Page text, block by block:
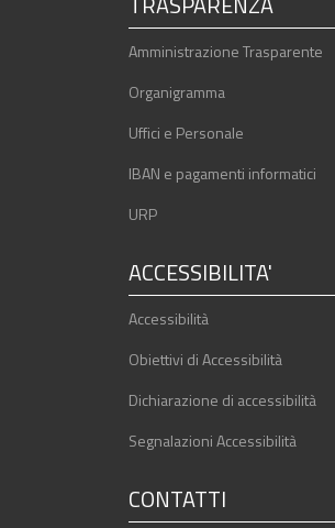
Amministrazione Trasparente
Organigramma
Uffici e Personale
IBAN e pagamenti informatici
URP
ACCESSIBILITA'
Accessibilità
Obiettivi di Accessibilità
Dichiarazione di accessibilità
Segnalazioni Accessibilità
CONTATTI